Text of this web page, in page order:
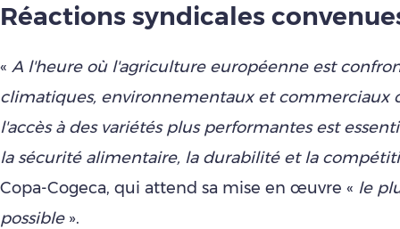
Réactions syndicales
« A l'heure où l'agriculture européenne est
climatiques, environnementaux et commerciaux
l'accès à des variétés plus performantes est
la sécurité alimentaire, la durabilité et la
Copa-Cogeca, qui attend sa mise en œuvre « le
possible».